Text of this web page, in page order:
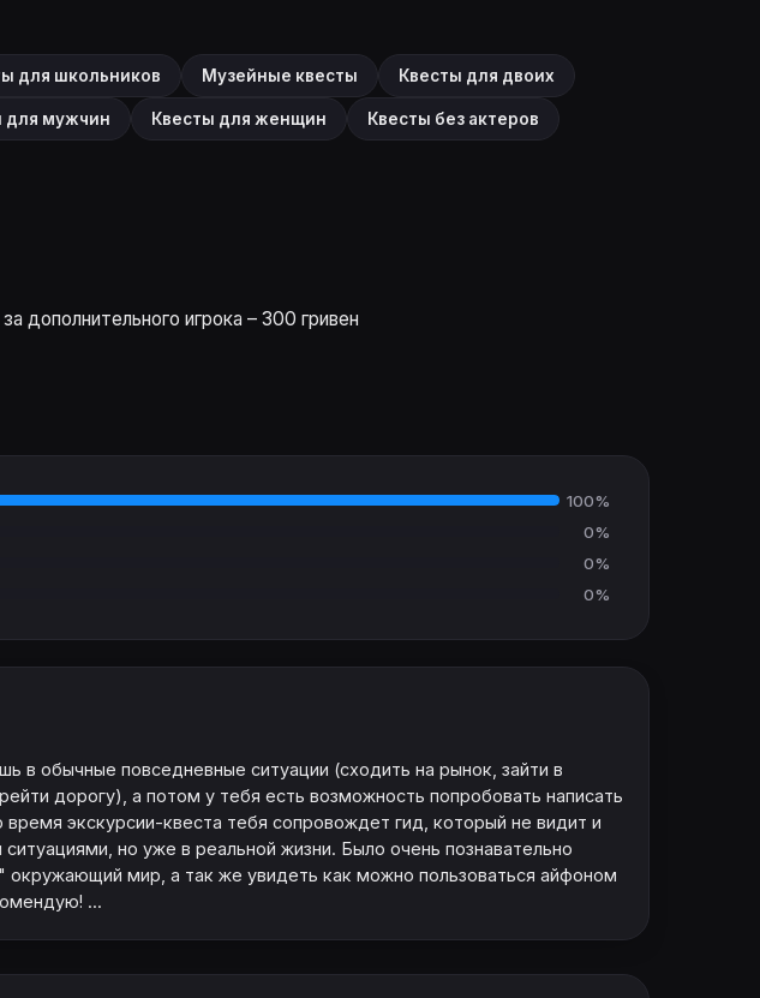
для школьников Музейные квесты Квесты для двоих
для мужчин Квесты для женщин Квесты без актеров
дополнительного игрока – 300 гривен
100%
0%
0%
0%
в обычные повседневные ситуации (сходить на рынок, зайти в
дорогу), а потом у тебя есть возможность попробовать написать
экскурсии-квеста тебя сопровождет гид, который не видит и
но уже в реальной жизни. Было очень познавательно
мир, а так же увидеть как можно пользоваться айфоном
...